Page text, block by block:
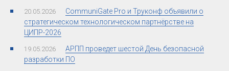
20.05.2026
CommuniGate Pro и Труконф объявили о
стратегическом технологическом партнёрстве на
ЦИПР-2026
19.05.2026
АРПП проведет шестой День безопасной
разработки ПО